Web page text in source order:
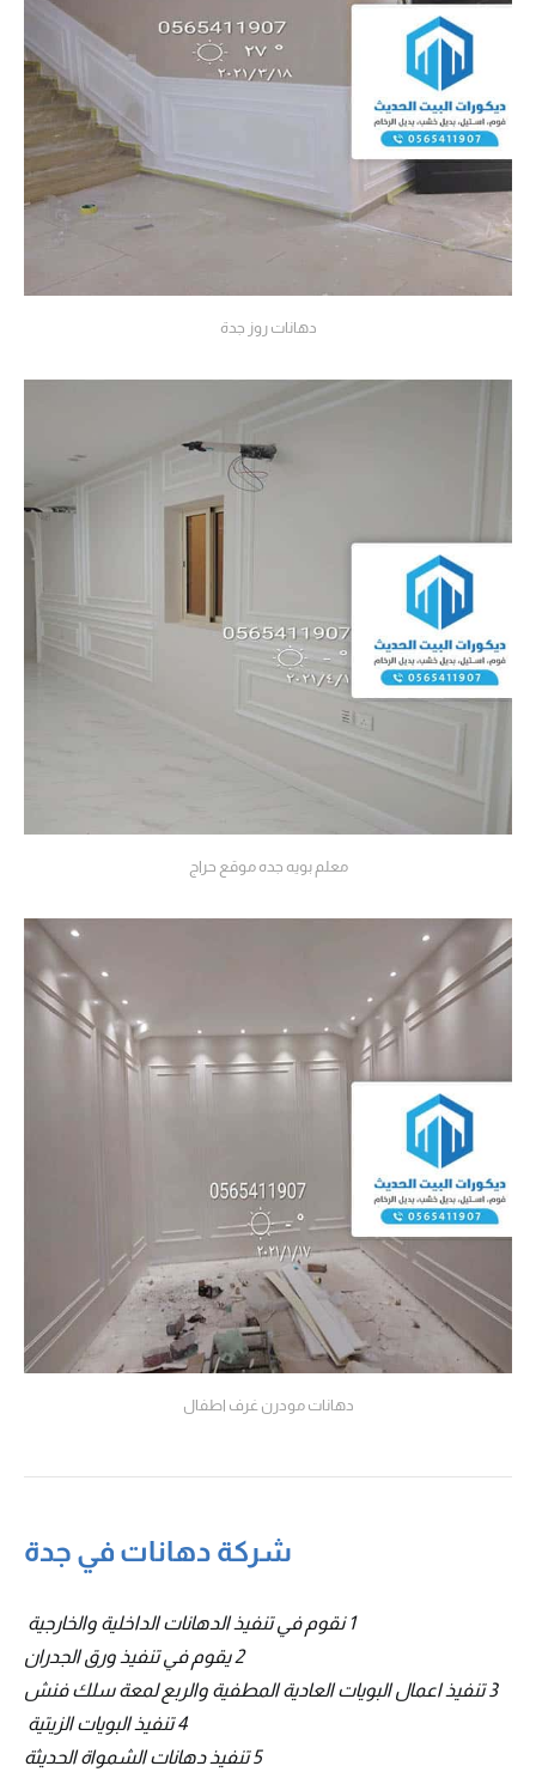
دهانات روز جدة
معلم بويه جده موقع حراج
دهانات مودرن غرف اطفال
شركة دهانات في جدة
1 نقوم في تنفيذ الدهانات الداخلية والخارجية‎ ‎
2 يقوم في تنفيذ ورق الجدران
3 تنفيذ اعمال البويات العادية المطفية والربع لمعة سلك فنش
4 تنفيذ البويات الزيتية‎ ‎
5 تنفيذ دهانات الشمواة الحديثة